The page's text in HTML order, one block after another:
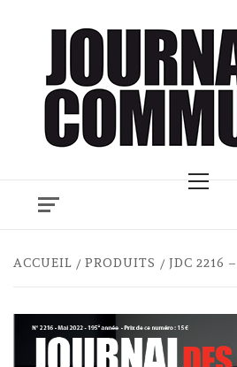
Menu
ACCUEIL PRODUITS JDC 2216